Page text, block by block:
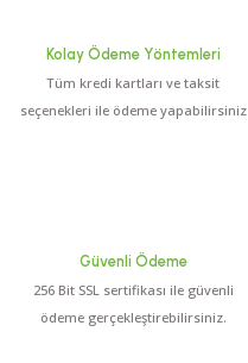
Çeşitleri
Kolay Ödeme Yöntemleri
Tüm kredi kartları ve taksit
seçenekleri ile ödeme yapabilirsiniz
Güvenli Ödeme
256 Bit SSL sertifikası ile güvenli
ödeme gerçekleştirebilirsiniz.